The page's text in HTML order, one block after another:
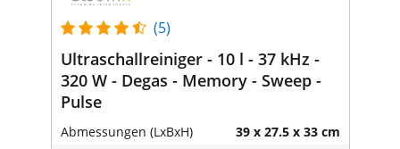
(5)
Ultraschallreiniger - 10 l - 37 kHz -
320 W - Degas - Memory - Sweep -
Pulse
Abmessungen (LxBxH) 39 x 27.5 x 33 cm